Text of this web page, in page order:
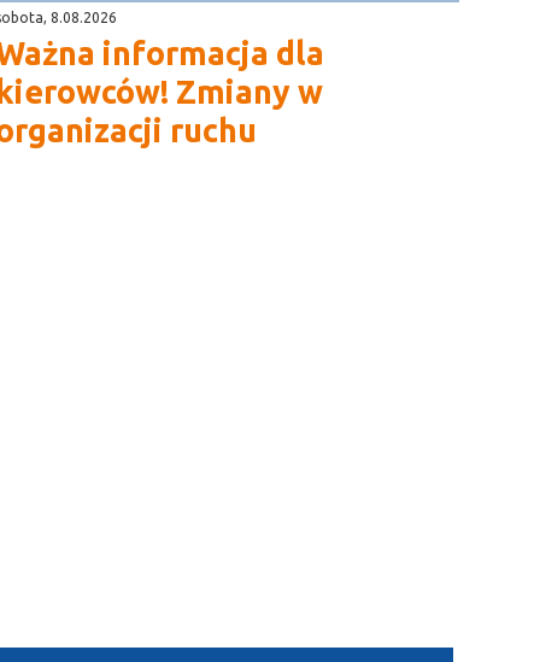
8.08.2026
informacja dla
kierowców! Zmiany w
ruchu